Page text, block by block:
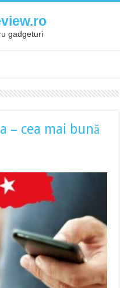
gadgeturi
– cea mai bună